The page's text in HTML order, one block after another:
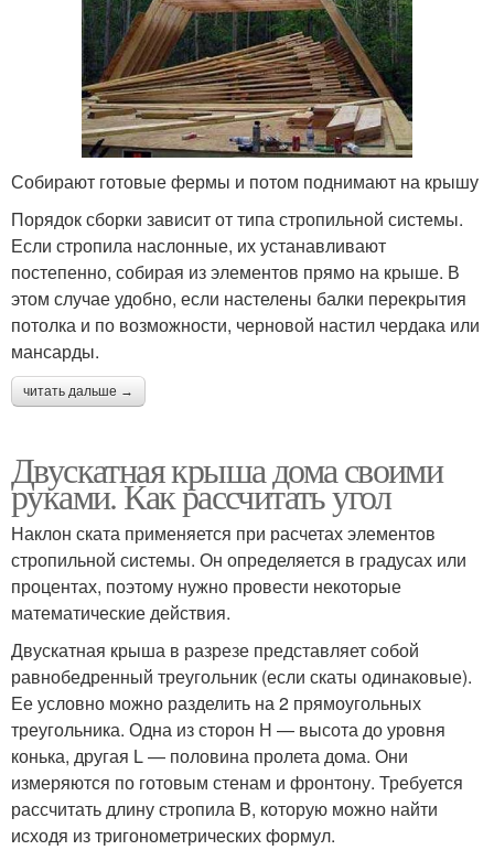
Собирают готовые фермы и потом поднимают на крышу
Порядок сборки зависит от типа стропильной системы.
Если стропила наслонные, их устанавливают
постепенно, собирая из элементов прямо на крыше. В
этом случае удобно, если настелены балки перекрытия
потолка и по возможности, черновой настил чердака или
мансарды.
читать дальше →
Двускатная крыша дома своими
руками. Как рассчитать угол
Наклон ската применяется при расчетах элементов
стропильной системы. Он определяется в градусах или
процентах, поэтому нужно провести некоторые
математические действия.
Двускатная крыша в разрезе представляет собой
равнобедренный треугольник (если скаты одинаковые).
Ее условно можно разделить на 2 прямоугольных
треугольника. Одна из сторон Н — высота до уровня
конька, другая L — половина пролета дома. Они
измеряются по готовым стенам и фронтону. Требуется
рассчитать длину стропила B, которую можно найти
исходя из тригонометрических формул.